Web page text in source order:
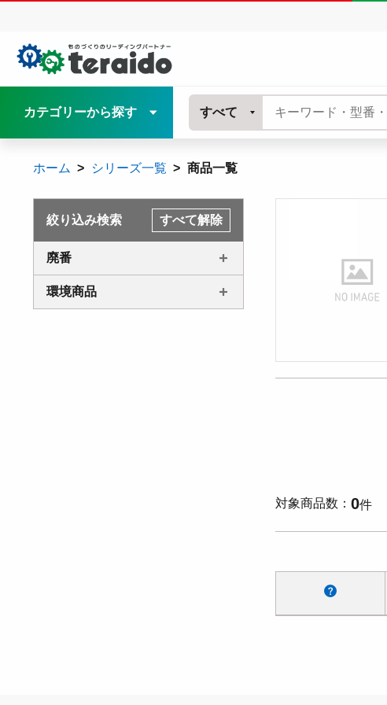
カテゴリーから探す すべて
ホーム シリーズ一覧 商品一覧
絞り込み検索 すべて解除
廃番
環境商品
対象商品数 0件